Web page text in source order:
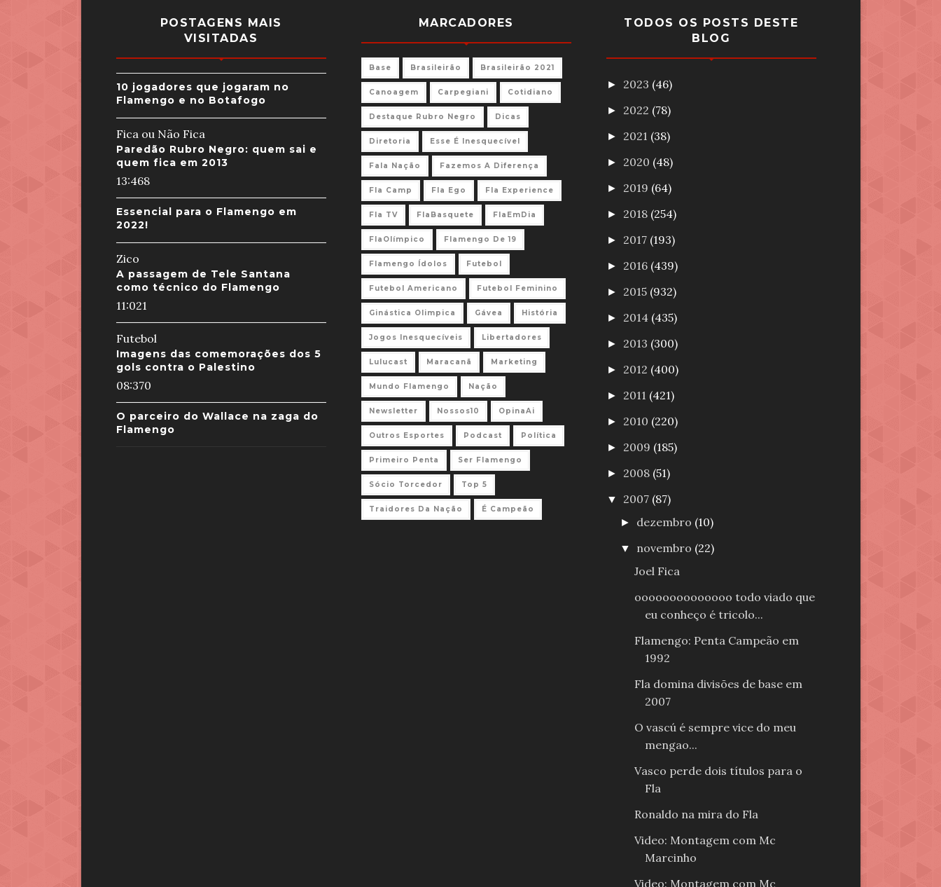
POSTAGENS MAIS
VISITADAS
10 jogadores que jogaram no
Flamengo e no Botafogo
Fica ou Não Fica
Paredão Rubro Negro: quem sai e
quem fica em 2013
13:468
Essencial para o Flamengo em
2022!
Zico
A passagem de Tele Santana
como técnico do Flamengo
11:021
Futebol
Imagens das comemorações dos 5
gols contra o Palestino
08:370
O parceiro do Wallace na zaga do
Flamengo
MARCADORES
Base Brasileirão Brasileirão 2021
Canoagem Carpegiani Cotidiano
Destaque Rubro Negro Dicas
Diretoria Esse É Inesquecível
Fala Nação Fazemos A Diferença
Fla Camp Fla Ego Fla Experience
Fla TV FlaBasquete FlaEmDia
FlaOlímpico Flamengo De 19
Flamengo Ídolos Futebol
Futebol Americano Futebol Feminino
Ginástica Olimpica Gávea História
Jogos Inesquecíveis Libertadores
Lulucast Maracanã Marketing
Mundo Flamengo Nação
Newsletter Nossos10 OpinaAi
Outros Esportes Podcast Política
Primeiro Penta Ser Flamengo
Sócio Torcedor Top 5
Traidores Da Nação É Campeão
TODOS OS POSTS DESTE
BLOG
► 2023 (46)
► 2022 (78)
► 2021 (38)
► 2020 (48)
► 2019 (64)
► 2018 (254)
► 2017 (193)
► 2016 (439)
► 2015 (932)
► 2014 (435)
► 2013 (300)
► 2012 (400)
► 2011 (421)
► 2010 (220)
► 2009 (185)
► 2008 (51)
▼ 2007 (87)
► dezembro (10)
▼ novembro (22)
Joel Fica
oooooooooooooo todo viado que
eu conheço é tricolo...
Flamengo: Penta Campeão em
1992
Fla domina divisões de base em
2007
O vascú é sempre vice do meu
mengao...
Vasco perde dois títulos para o
Fla
Ronaldo na mira do Fla
Video: Montagem com Mc
Marcinho
Video: Montagem com Mc